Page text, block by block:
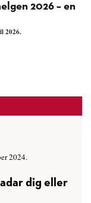
2026 – en
2026.
2024.
dig eller